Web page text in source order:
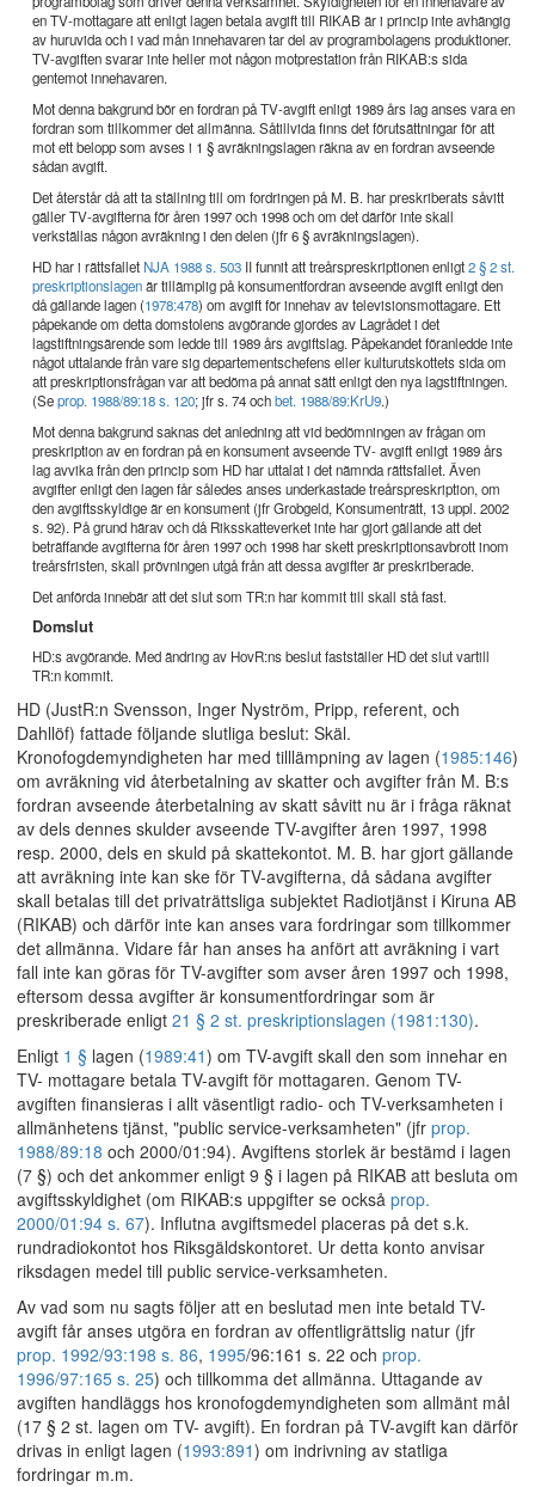
en TV-mottagare att enligt lagen betala avgift till RIKAB är i princip inte avhängig
av huruvida och i vad mån innehavaren tar del av programbolagens produktioner.
TV-avgiften svarar inte heller mot någon motprestation från RIKAB:s sida
gentemot innehavaren.
Mot denna bakgrund bör en fordran på TV-avgift enligt 1989 års lag anses vara en
fordran som tillkommer det allmänna. Såtillvida finns det förutsättningar för att
mot ett belopp som avses i 1 § avräkningslagen räkna av en fordran avseende
sådan avgift.
Det återstår då att ta ställning till om fordringen på M. B. har preskriberats såvitt
gäller TV-avgifterna för åren 1997 och 1998 och om det därför inte skall
verkställas någon avräkning i den delen (jfr 6 § avräkningslagen).
HD har i rättsfalletNJA 1988 s. 503 II funnit att treårspreskriptionen enligt2 § 2 st.
preskriptionslagenär tillämplig på konsumentfordran avseende avgift enligt den
då gällande lagen (1978:478) om avgift för innehav av televisionsmottagare. Ett
påpekande om detta domstolens avgörande gjordes av Lagrådet i det
lagstiftningsärende som ledde till 1989 års avgiftslag. Påpekandet föranledde inte
något uttalande från vare sig departementschefens eller kulturutskottets sida om
att preskriptionsfrågan var att bedöma på annat sätt enligt den nya lagstiftningen.
(Seprop. 1988/89:18 s. 120; jfr s. 74 ochbet. 1988/89:KrU9.)
Mot denna bakgrund saknas det anledning att vid bedömningen av frågan om
preskription av en fordran på en konsument avseende TV- avgift enligt 1989 års
lag avvika från den princip som HD har uttalat i det nämnda rättsfallet. Även
avgifter enligt den lagen får således anses underkastade treårspreskription, om
den avgiftsskyldige är en konsument (jfr Grobgeld, Konsumenträtt, 13 uppl. 2002
s. 92). På grund härav och då Riksskatteverket inte har gjort gällande att det
beträffande avgifterna för åren 1997 och 1998 har skett preskriptionsavbrott inom
treårsfristen, skall prövningen utgå från att dessa avgifter är preskriberade.
Det anförda innebär att det slut som TR:n har kommit till skall stå fast.
Domslut
HD:s avgörande. Med ändring av HovR:ns beslut fastställer HD det slut vartill
TR:n kommit.
HD (JustR:n Svensson, Inger Nyström, Pripp, referent, och
Dahllöf) fattade följande slutliga beslut: Skäl.
Kronofogdemyndigheten har med tilllämpning av lagen (1985:146)
om avräkning vid återbetalning av skatter och avgifter från M. B:s
fordran avseende återbetalning av skatt såvitt nu är i fråga räknat
av dels dennes skulder avseende TV-avgifter åren 1997, 1998
resp. 2000, dels en skuld på skattekontot. M. B. har gjort gällande
att avräkning inte kan ske för TV-avgifterna, då sådana avgifter
skall betalas till det privaträttsliga subjektet Radiotjänst i Kiruna AB
(RIKAB) och därför inte kan anses vara fordringar som tillkommer
det allmänna. Vidare får han anses ha anfört att avräkning i vart
fall inte kan göras för TV-avgifter som avser åren 1997 och 1998,
eftersom dessa avgifter är konsumentfordringar som är
preskriberade enligt 21 § 2 st. preskriptionslagen (1981:130).
Enligt 1 § lagen (1989:41) om TV-avgift skall den som innehar en
TV- mottagare betala TV-avgift för mottagaren. Genom TV-
avgiften finansieras i allt väsentligt radio- och TV-verksamheten i
allmänhetens tjänst, "public service-verksamheten" (jfr prop.
1988/89:18 och 2000/01:94). Avgiftens storlek är bestämd i lagen
(7 §) och det ankommer enligt 9 § i lagen på RIKAB att besluta om
avgiftsskyldighet (om RIKAB:s uppgifter se också prop.
2000/01:94 s. 67). Influtna avgiftsmedel placeras på det s.k.
rundradiokontot hos Riksgäldskontoret. Ur detta konto anvisar
riksdagen medel till public service-verksamheten.
Av vad som nu sagts följer att en beslutad men inte betald TV-
avgift får anses utgöra en fordran av offentligrättslig natur (jfr
prop. 1992/93:198 s. 86, 1995/96:161 s. 22 och prop.
1996/97:165 s. 25) och tillkomma det allmänna. Uttagande av
avgiften handläggs hos kronofogdemyndigheten som allmänt mål
(17 § 2 st. lagen om TV- avgift). En fordran på TV-avgift kan därför
drivas in enligt lagen (1993:891) om indrivning av statliga
fordringar m.m.